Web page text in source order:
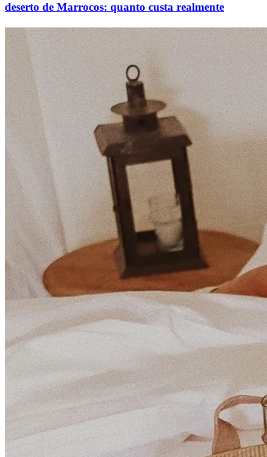
deserto de Marrocos: quanto custa realmente